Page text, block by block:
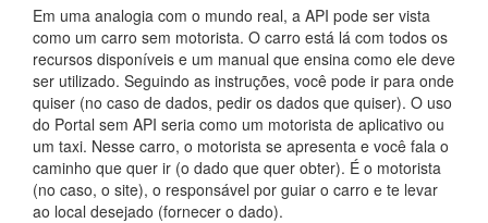
Em uma analogia com o mundo real, a API pode ser vista
como um carro sem motorista. O carro está lá com todos os
recursos disponíveis e um manual que ensina como ele deve
ser utilizado. Seguindo as instruções, você pode ir para onde
quiser (no caso de dados, pedir os dados que quiser). O uso
do Portal sem API seria como um motorista de aplicativo ou
um taxi. Nesse carro, o motorista se apresenta e você fala o
caminho que quer ir (o dado que quer obter). É o motorista
(no caso, o site), o responsável por guiar o carro e te levar
ao local desejado (fornecer o dado).